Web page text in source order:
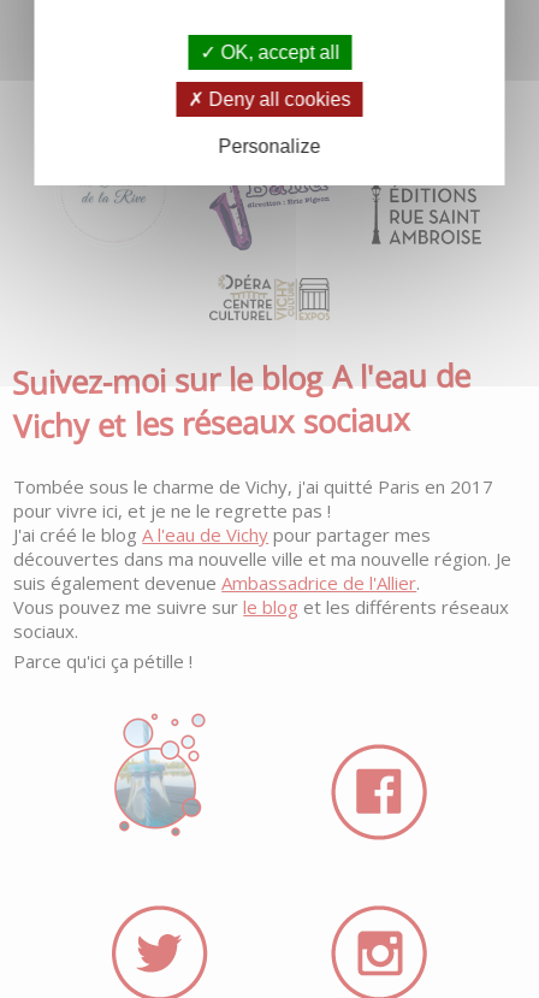
Suivez-moi sur le blog A l'eau de
Vichy et les réseaux sociaux
Tombée sous le charme de Vichy, j'ai quitté Paris en 2017
pour vivre ici, et je ne le regrette pas !
J'ai créé le blogA l'eau de Vichy pour partager mes
découvertes dans ma nouvelle ville et ma nouvelle région. Je
suis également devenueAmbassadrice de l'Allier.
Vous pouvez me suivre surle blog et les différents réseaux
sociaux.
Parce qu'ici ça pétille !
OK, accept all
Deny all cookies
Personalize